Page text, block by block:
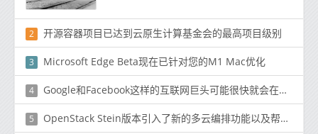
2 开源容器项目已达到云原生计算基金会的最高项目级别
3 Microsoft Edge Beta现在已针对您的M1 Mac优化
4 Google和Facebook这样的互联网巨头可能很快就会在目标广告领域面临新的竞争对手
5 OpenStack Stein版本引入了新的多云编排功能以及帮助实现边缘计算用例的增强功能